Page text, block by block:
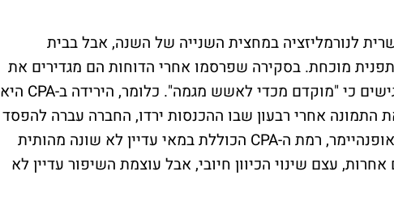
לנורמליזציה במחצית השנייה של השנה, אבל בבית
מוכחת. בסקירה שפרסמו אחרי הדוחות הם מגדירים את
מאי כ"ניצוץ ראשון לשיפור", אבל גם מדגישים כי "מוקדם מכדי לאשש מגמה". כלומר, הירידה ב-CPA היא
התמונה אחרי רבעון שבו ההכנסות ירדו, החברה עברה להפסד
והתחזית לרבעון הבא נותרה חלשה. לפי אופנהיימר, רמת ה-CPA הכוללת במאי עדיין לא שונה מהותית
עצם שינוי הכיוון חיובי, אבל עוצמת השיפור עדיין לא